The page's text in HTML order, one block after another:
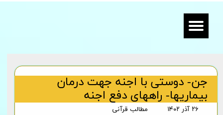
جن- دوستی با اجنه جهت درمان
بیماریها- راههای دفع اجنه
۲۶ آذر ۱۴۰۲ مطالب قرآنی